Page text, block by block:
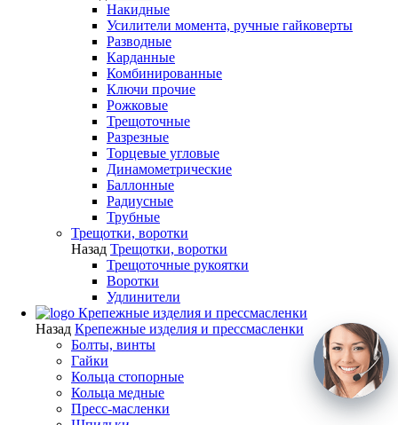
Накидные
Усилители момента, ручные гайковерты
Разводные
Карданные
Комбинированные
Ключи прочие
Рожковые
Трещоточные
Разрезные
Торцевые угловые
Динамометрические
Баллонные
Радиусные
Трубные
Трещотки, воротки
Назад Трещотки, воротки
Трещоточные рукоятки
Воротки
Удлинители
Крепежные изделия и прессмасленки
Назад Крепежные изделия и прессмасленки
Болты, винты
Гайки
Кольца стопорные
Кольца медные
Пресс-масленки